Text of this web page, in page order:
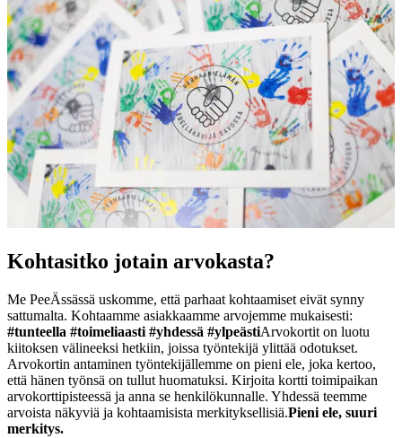
Kohtasitko jotain arvokasta?
Me PeeÄssässä uskomme, että parhaat kohtaamiset eivät synny
sattumalta. Kohtaamme asiakkaamme arvojemme mukaisesti:
#tunteella #toimeliaasti #yhdessä #ylpeästiArvokortit on luotu
kiitoksen välineeksi hetkiin, joissa työntekijä ylittää odotukset.
Arvokortin antaminen työntekijällemme on pieni ele, joka kertoo,
että hänen työnsä on tullut huomatuksi. Kirjoita kortti toimipaikan
arvokorttipisteessä ja anna se henkilökunnalle. Yhdessä teemme
arvoista näkyviä ja kohtaamisista merkityksellisiä.Pieni ele, suuri
merkitys.